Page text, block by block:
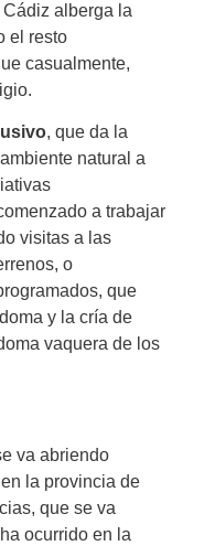
alberga la
el resto
casualmente,
, que da la
natural a
a trabajar
visitas a las
o
que
y la cría de
vaquera de los
va abriendo
la provincia de
que se va
ocurrido en la